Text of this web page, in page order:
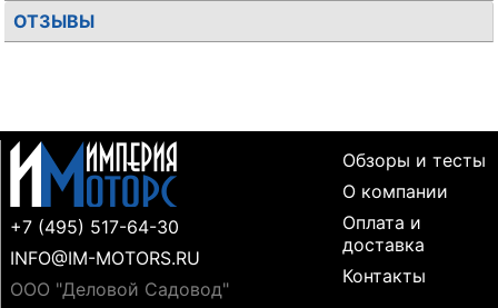
ОТЗЫВЫ
+7 (495) 517-64-30
INFO@IM-MOTORS.RU
ООО "Деловой Садовод"
Обзоры и тесты
О компании
Оплата и
доставка
Контакты